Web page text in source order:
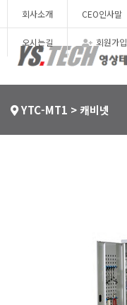
회사소개 CEO인사말
오시는길 회원가입
YTC-MT1 > 캐비넷